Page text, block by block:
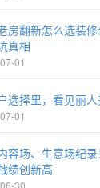
房翻新怎么选装
真相
01
选择里，看见丽
01
容场、生意场纪
绩创新高
30